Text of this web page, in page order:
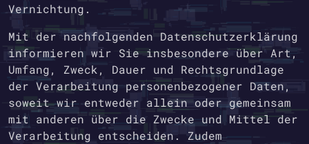
Vernichtung.
Mit der nachfolgenden Datenschutzerklärung
informieren wir Sie insbesondere über Art,
Umfang, Zweck, Dauer und Rechtsgrundlage
der Verarbeitung personenbezogener Daten,
soweit wir entweder allein oder gemeinsam
mit anderen über die Zwecke und Mittel der
Verarbeitung entscheiden. Zudem